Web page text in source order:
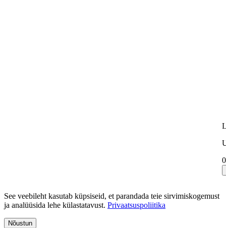
See veebileht kasutab küpsiseid, et parandada teie sirvimiskogemust
ja analüüsida lehe külastatavust. Privaatsuspoliitika
Nõustun